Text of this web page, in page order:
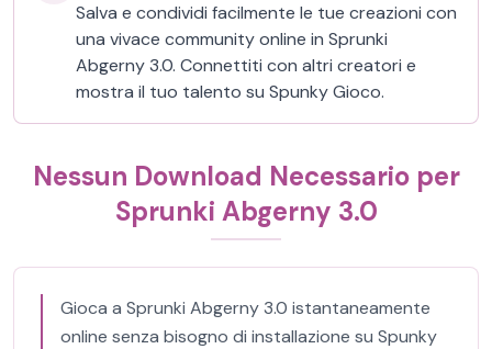
Salva e condividi facilmente le tue creazioni con
una vivace community online in Sprunki
Abgerny 3.0. Connettiti con altri creatori e
mostra il tuo talento su Spunky Gioco.
Nessun Download Necessario per
Sprunki Abgerny 3.0
Gioca a Sprunki Abgerny 3.0 istantaneamente
online senza bisogno di installazione su Spunky